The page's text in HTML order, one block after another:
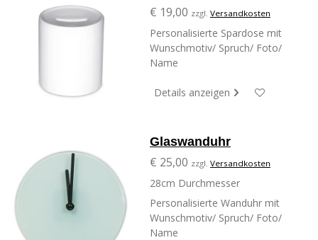
€ 19,00 zzgl. Versandkosten
Personalisierte Spardose mit
Wunschmotiv/ Spruch/ Foto/
Name
Details anzeigen
Glaswanduhr
€ 25,00 zzgl. Versandkosten
28cm Durchmesser
Personalisierte Wanduhr mit
Wunschmotiv/ Spruch/ Foto/
Name